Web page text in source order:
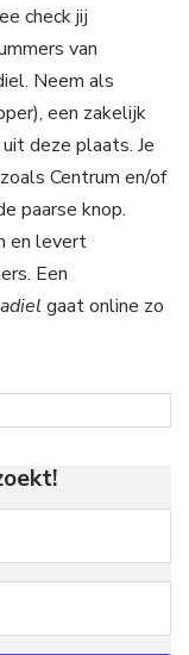
check jij
van
Neem als
een zakelijk
deze plaats. Je
Centrum en/of
paarse knop.
en levert
Een
gaat online zo